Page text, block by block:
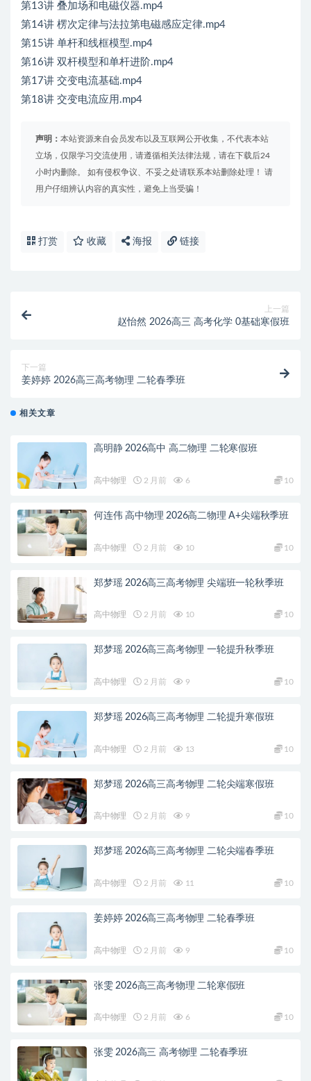
第13讲 叠加场和电磁仪器.mp4
第14讲 楞次定律与法拉第电磁感应定律.mp4
第15讲 单杆和线框模型.mp4
第16讲 双杆模型和单杆进阶.mp4
第17讲 交变电流基础.mp4
第18讲 交变电流应用.mp4
声明： 本站资源来自会员发布以及互联网公开收集，不代表本站
立场，仅限学习交流使用，请遵循相关法律法规，请在下载后24
小时内删除。 如有侵权争议、不妥之处请联系本站删除处理！ 请
用户仔细辨认内容的真实性，避免上当受骗！
打赏 收藏 海报 链接
上一篇
赵怡然 2026高三 高考化学 0基础寒假班
下一篇
姜婷婷 2026高三高考物理 二轮春季班
相关文章
高明静 2026高中 高二物理 二轮寒假班
高中物理 2 月前 6 10
何连伟 高中物理 2026高二物理 A+尖端秋季班
高中物理 2 月前 10 10
郑梦瑶 2026高三高考物理 尖端班一轮秋季班
高中物理 2 月前 10 10
郑梦瑶 2026高三高考物理 一轮提升秋季班
高中物理 2 月前 9 10
郑梦瑶 2026高三高考物理 二轮提升寒假班
高中物理 2 月前 13 10
郑梦瑶 2026高三高考物理 二轮尖端寒假班
高中物理 2 月前 9 10
郑梦瑶 2026高三高考物理 二轮尖端春季班
高中物理 2 月前 11 10
姜婷婷 2026高三高考物理 二轮春季班
高中物理 2 月前 9 10
张雯 2026高三高考物理 二轮寒假班
高中物理 2 月前 6 10
张雯 2026高三 高考物理 二轮春季班